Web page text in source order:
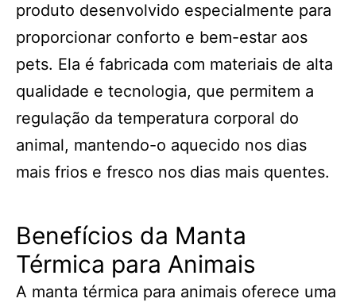
produto desenvolvido especialmente para
proporcionar conforto e bem-estar aos
pets. Ela é fabricada com materiais de alta
qualidade e tecnologia, que permitem a
regulação da temperatura corporal do
animal, mantendo-o aquecido nos dias
mais frios e fresco nos dias mais quentes.
Benefícios da Manta
Térmica para Animais
A manta térmica para animais oferece uma